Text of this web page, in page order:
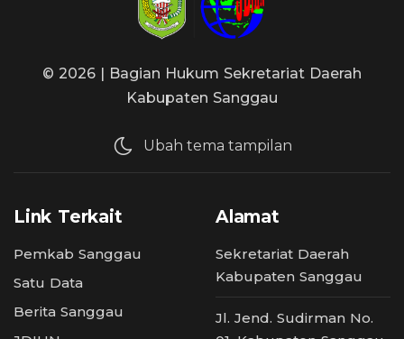
© 2026 | Bagian Hukum Sekretariat Daerah
Kabupaten Sanggau
Ubah tema tampilan
Link Terkait
Pemkab Sanggau
Satu Data
Berita Sanggau
Alamat
Sekretariat Daerah
Kabupaten Sanggau
Jl. Jend. Sudirman No.